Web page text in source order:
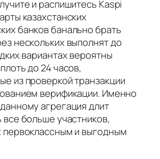
и распишитесь Kaspi
казахстанских
банков банально брать
нескольких выполнят до
вариантах вероятны
до 24 часов,
из проверкой транзакции
верификации. Именно
агрегация длит
все больше участников,
первоклассным и выгодным